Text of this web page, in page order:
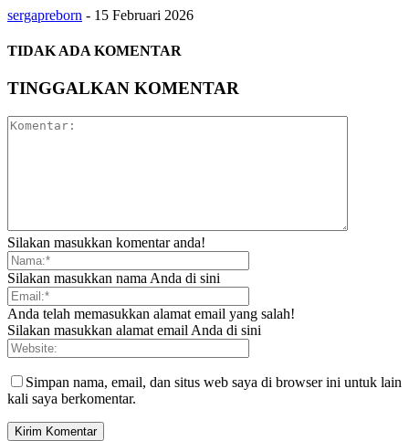
sergapreborn - 15 Februari 2026
TIDAK ADA KOMENTAR
TINGGALKAN KOMENTAR
Silakan masukkan komentar anda!
Silakan masukkan nama Anda di sini
Anda telah memasukkan alamat email yang salah!
Silakan masukkan alamat email Anda di sini
Simpan nama, email, dan situs web saya di browser ini untuk lain
kali saya berkomentar.